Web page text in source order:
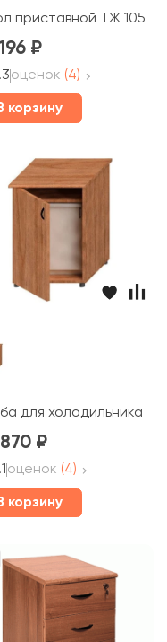
приставной ТЖ 105
оценок (4)
корзину
для холодильника
оценок (4)
корзину